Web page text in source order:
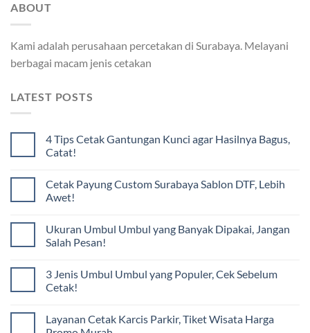
ABOUT
Kami adalah perusahaan percetakan di Surabaya. Melayani
berbagai macam jenis cetakan
LATEST POSTS
4 Tips Cetak Gantungan Kunci agar Hasilnya Bagus,
Catat!
Cetak Payung Custom Surabaya Sablon DTF, Lebih
Awet!
Ukuran Umbul Umbul yang Banyak Dipakai, Jangan
Salah Pesan!
3 Jenis Umbul Umbul yang Populer, Cek Sebelum
Cetak!
Layanan Cetak Karcis Parkir, Tiket Wisata Harga